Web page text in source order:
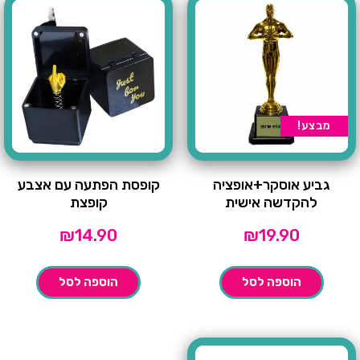
מבצע!
גביע אוסקר+אופציה
להקדשה אישית
₪19.90
הוספה לסל
קופסת הפתעה עם אצבע
קופצת
₪14.90
הוספה לסל